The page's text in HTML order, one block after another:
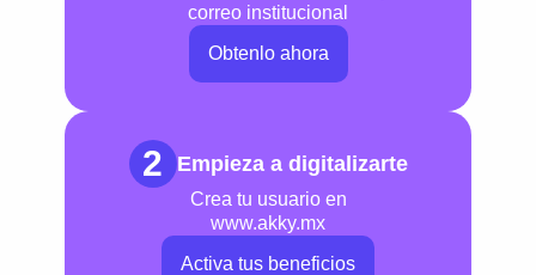
correo institucional
Enviar
Obtenlo ahora
2 Empieza a digitalizarte
Crea tu usuario en
www.akky.mx
Activa tus beneficios